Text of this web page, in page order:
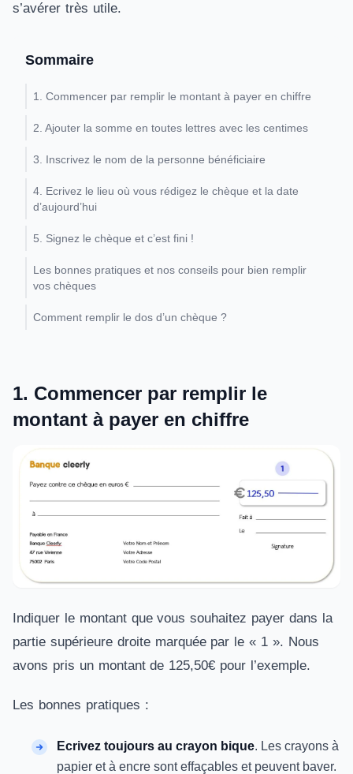
s’avérer très utile.
Sommaire
1. Commencer par remplir le montant à payer en chiffre
2. Ajouter la somme en toutes lettres avec les centimes
3. Inscrivez le nom de la personne bénéficiaire
4. Ecrivez le lieu où vous rédigez le chèque et la date
d’aujourd’hui
5. Signez le chèque et c’est fini !
Les bonnes pratiques et nos conseils pour bien remplir
vos chèques
Comment remplir le dos d’un chèque ?
1. Commencer par remplir le
montant à payer en chiffre
Indiquer le montant que vous souhaitez payer dans la
partie supérieure droite marquée par le « 1 ». Nous
avons pris un montant de 125,50€ pour l’exemple.
Les bonnes pratiques :
Ecrivez toujours au crayon bique. Les crayons à
papier et à encre sont effaçables et peuvent baver.